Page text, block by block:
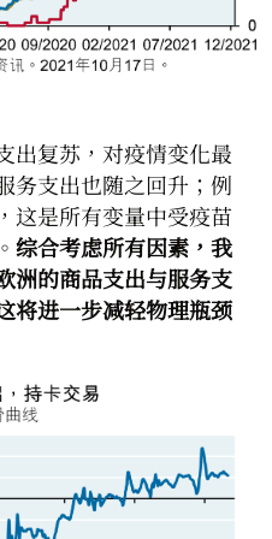
出复苏，对疫情变化最
务支出也随之回升；例
这是所有变量中受疫苗
综合考虑所有因素，我
洲的商品支出与服务支
将进一步减轻物理瓶颈